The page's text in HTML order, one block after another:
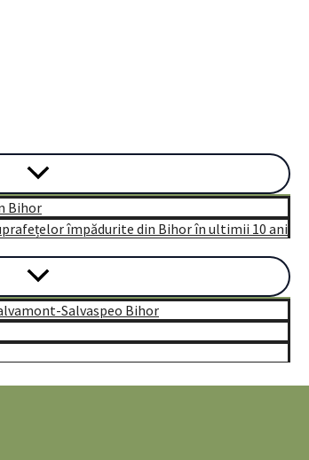
Bihor
împădurite din Bihor în ultimii 10 ani
Salvaspeo Bihor